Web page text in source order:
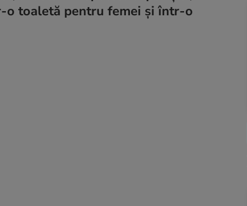
o toaletă pentru femei și într-o